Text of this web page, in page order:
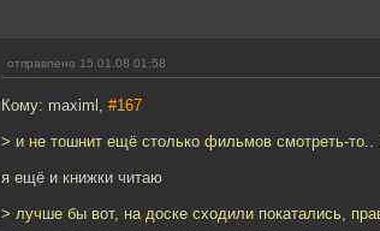
отправлено 15.01.08 01:58
Кому: maximl, #167
> и не тошнит ещё столько фильмов смотреть-то..
я ещё и книжки читаю
> лучше бы вот, на доске сходили покатались,